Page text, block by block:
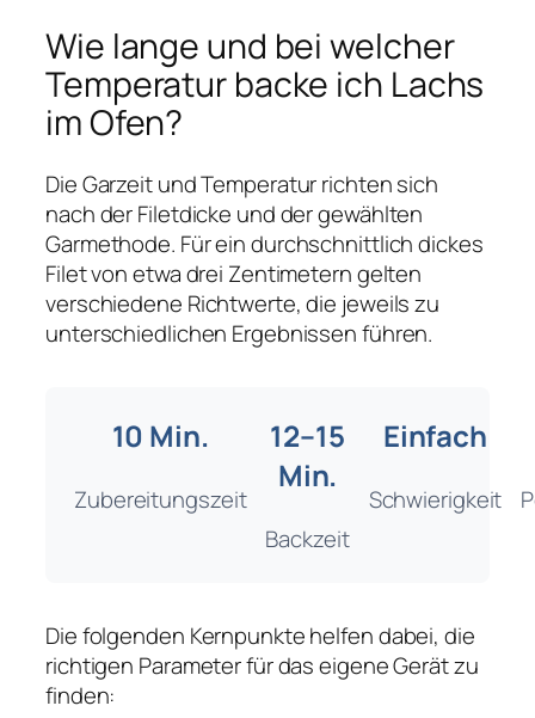
Wie lange und bei welcher
Temperatur backe ich Lachs
im Ofen?
Die Garzeit und Temperatur richten sich
nach der Filetdicke und der gewählten
Garmethode. Für ein durchschnittlich dickes
Filet von etwa drei Zentimetern gelten
verschiedene Richtwerte, die jeweils zu
unterschiedlichen Ergebnissen führen.
10 Min.
Zubereitungszeit
12–15
Min.
Backzeit
Einfach
Schwierigkeit
Die folgenden Kernpunkte helfen dabei, die
richtigen Parameter für das eigene Gerät zu
finden: